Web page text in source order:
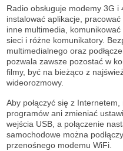
Radio obsługuje modemy 3G
instalować aplikacje,
inne multimedia,
sieci i różne komunikatory.
multimedialnego oraz
pozwala zawsze pozostać w
filmy, być na bieżąco z
wideorozmowy.
Aby połączyć się z
programów ani zmieniać
wejścia USB, a połączenie
samochodowe można
przenośnego modemu WiFi.